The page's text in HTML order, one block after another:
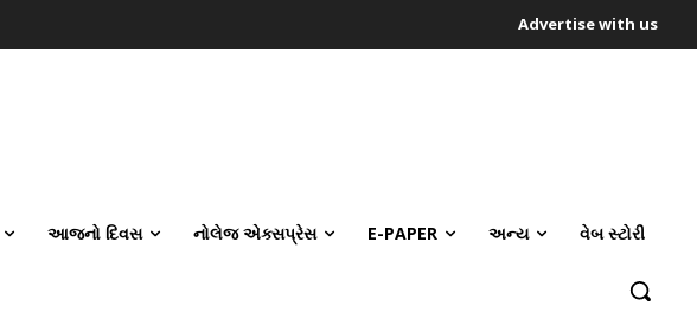
Advertise with us
આજનો દિવસ નોલેજ એક્સપ્રેસ E-PAPER અન્ય વેબ સ્ટોરી